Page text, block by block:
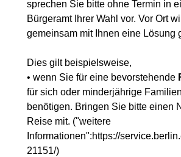
sprechen Sie bitte ohne Termin in
Bürgeramt Ihrer Wahl vor. Vor Ort
gemeinsam mit Ihnen eine Lösung
Dies gilt beispielsweise,
• wenn Sie für eine bevorstehende
für sich oder minderjährige
benötigen. Bringen Sie bitte einen
Reise mit. ("weitere
Informationen":https://
21151/)